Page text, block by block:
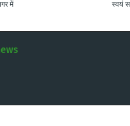
स्वयं
में